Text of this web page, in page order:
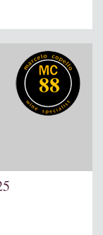
88